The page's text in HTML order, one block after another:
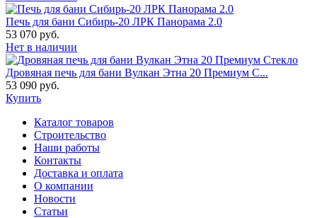
Печь для бани Сибирь-20 ЛРК Панорама 2.0
53 070 руб.
Нет в наличии
Дровяная печь для бани Вулкан Этна 20 Премиум С...
53 090 руб.
Купить
Каталог товаров
Строительство
Наши работы
Контакты
Доставка и оплата
О компании
Новости
Статьи